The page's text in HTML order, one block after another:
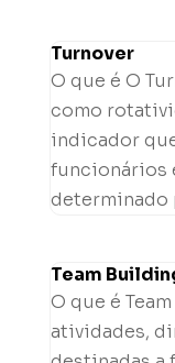
Turnover
O que é O
como
indicador
funcionários
determinado
Team
O que é
atividades,